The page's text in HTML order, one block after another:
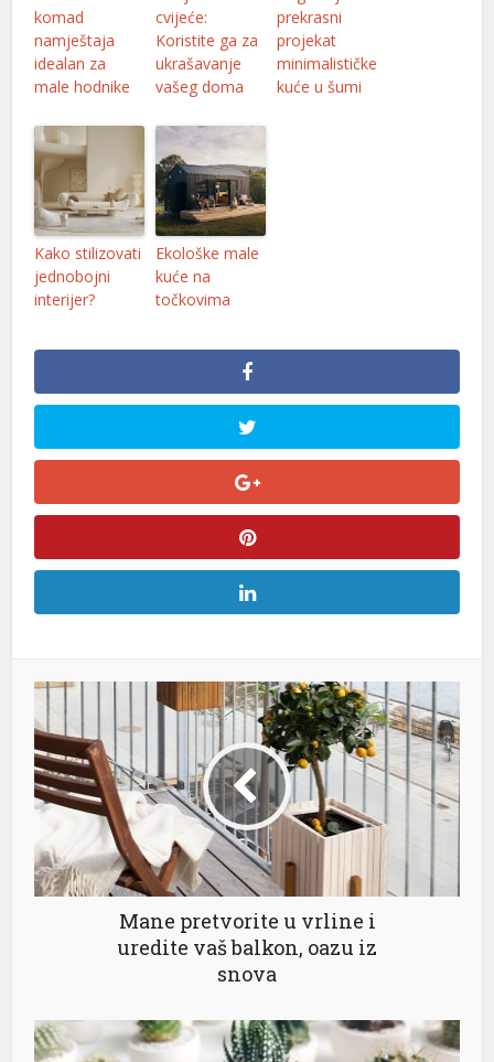
komad
namještaja
idealan za
male hodnike
cvijeće:
Koristite ga za
ukrašavanje
vašeg doma
prekrasni
projekat
minimalističke
kuće u šumi
Kako stilizovati
jednobojni
interijer?
Ekološke male
kuće na
točkovima
Mane pretvorite u vrline i
uredite vaš balkon, oazu iz
snova